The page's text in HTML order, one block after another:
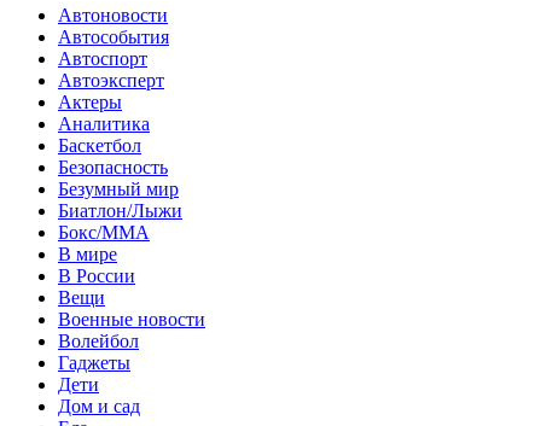
Автоновости
Автособытия
Автоспорт
Автоэксперт
Актеры
Аналитика
Баскетбол
Безопасность
Безумный мир
Биатлон/Лыжи
Бокс/MMA
В мире
В России
Вещи
Военные новости
Волейбол
Гаджеты
Дети
Дом и сад